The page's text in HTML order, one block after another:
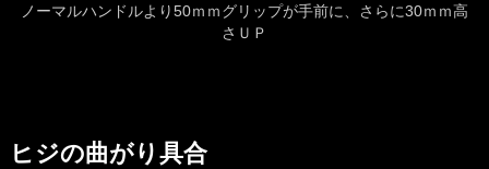
ノーマルハンドルより50ｍｍグリップが手前に、さらに30ｍｍ高
さＵＰ
ヒジの曲がり具合